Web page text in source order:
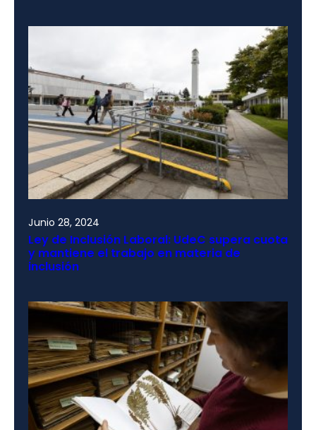
Junio 28, 2024
Ley de Inclusión Laboral: UdeC supera cuota
y mantiene el trabajo en materia de
inclusión